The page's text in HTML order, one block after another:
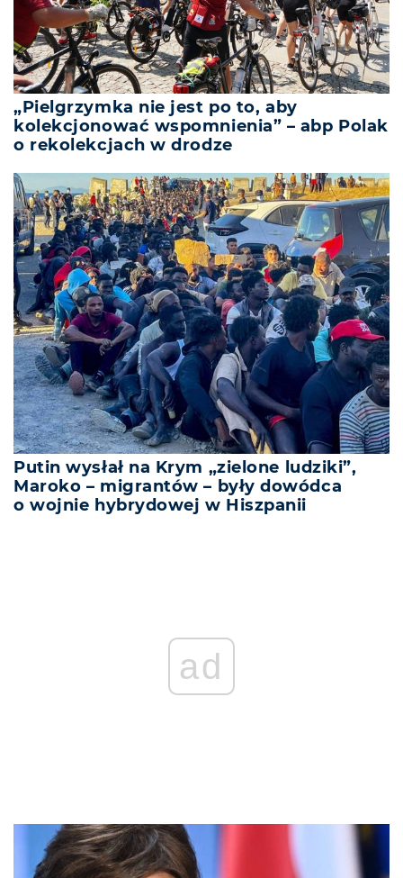
„Pielgrzymka nie jest po to, aby
kolekcjonować wspomnienia” – abp Polak
o rekolekcjach w drodze
Putin wysłał na Krym „zielone ludziki”,
Maroko – migrantów – były dowódca
o wojnie hybrydowej w Hiszpanii
ad